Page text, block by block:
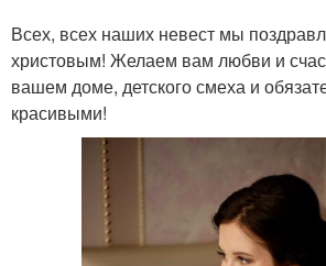
Всех, всех наших невест мы
христовым! Желаем вам любви и
вашем доме, детского смеха и
красивыми!